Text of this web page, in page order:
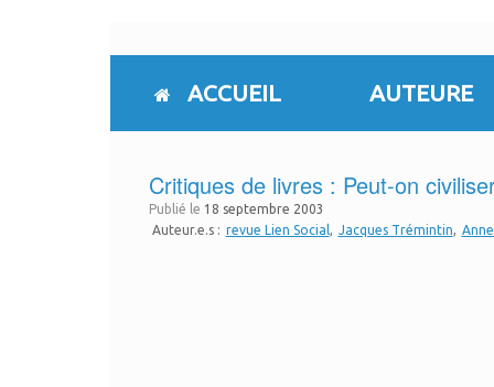
to
ACCUEIL AUTEURE
Critiques de livres : Peut-on
Publié le 18 septembre 2003
Auteur.e.s : revue Lien Social Jacques Trémintin